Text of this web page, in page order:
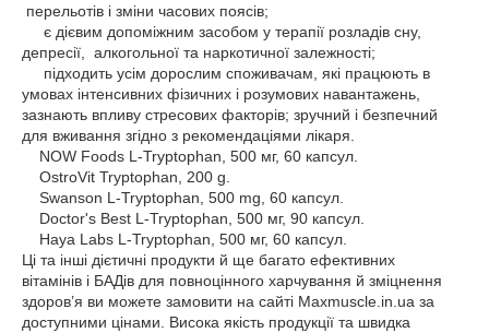
перельотів і зміни часових поясів;
є дієвим допоміжним засобом у терапії розладів сну,
депресії, алкогольної та наркотичної залежності;
підходить усім дорослим споживачам, які працюють в
умовах інтенсивних фізичних і розумових навантажень,
зазнають впливу стресових факторів; зручний і безпечний
для вживання згідно з рекомендаціями лікаря.
NOW Foods L-Tryptophan, 500 мг, 60 капсул.
OstroVit Tryptophan, 200 g.
Swanson L-Tryptophan, 500 mg, 60 капсул.
Doctor's Best L-Tryptophan, 500 мг, 90 капсул.
Haya Labs L-Tryptophan, 500 мг, 60 капсул.
Ці та інші дієтичні продукти й ще багато ефективних
вітамінів і БАДів для повноцінного харчування й зміцнення
здоров’я ви можете замовити на сайті Maxmuscle.in.ua за
доступними цінами. Висока якість продукції та швидка